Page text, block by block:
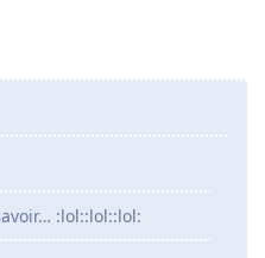
:lol::lol::lol: